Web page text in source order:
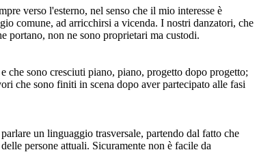
verso l'esterno, nel senso che il mio interesse è
comune, ad arricchirsi a vicenda. I nostri danzatori, che
portano, non ne sono proprietari ma custodi.
che sono cresciuti piano, piano, progetto dopo progetto;
che sono finiti in scena dopo aver partecipato alle fasi
un linguaggio trasversale, partendo dal fatto che
persone attuali. Sicuramente non è facile da